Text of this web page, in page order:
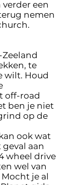
een
nemen
te
wilt. Houd
off-road
ben je niet
op de
ook wat
aan
wheel drive
wel van
je al